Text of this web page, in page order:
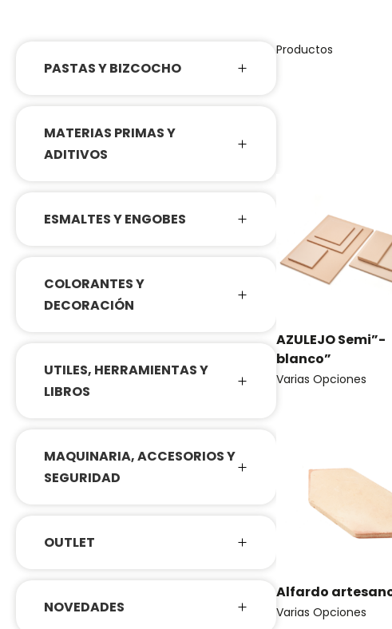
PASTAS Y BIZCOCHO
MATERIAS PRIMAS Y
ADITIVOS
ESMALTES Y ENGOBES
COLORANTES Y
DECORACIÓN
UTILES, HERRAMIENTAS Y
LIBROS
MAQUINARIA, ACCESORIOS Y
SEGURIDAD
OUTLET
NOVEDADES
Productos
AZULEJO Semi”-
blanco”
Varias Opciones
Alfardo
Varias Opciones